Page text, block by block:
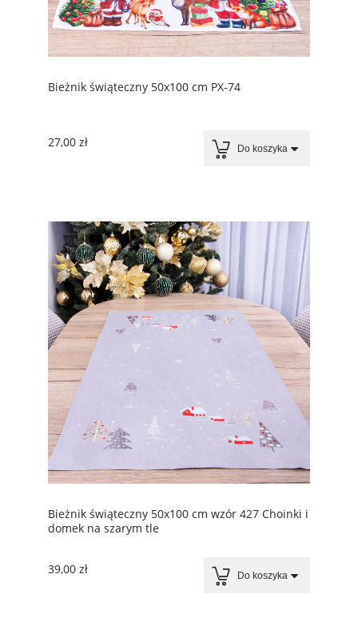
Bieżnik świąteczny 50x100 cm PX-74
27,00 zł Do koszyka
Bieżnik świąteczny 50x100 cm wzór 427 Choinki i
domek na szarym tle
39,00 zł Do koszyka